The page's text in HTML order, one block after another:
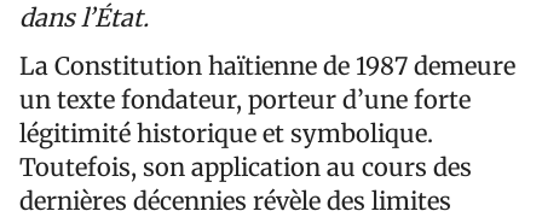
dans l’État.
La Constitution haïtienne de 1987 demeure
un texte fondateur, porteur d’une forte
légitimité historique et symbolique.
Toutefois, son application au cours des
dernières décennies révèle des limites